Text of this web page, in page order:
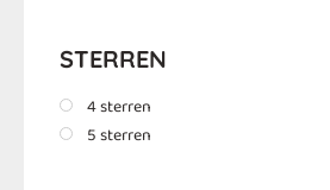
STERREN
4 sterren
5 sterren